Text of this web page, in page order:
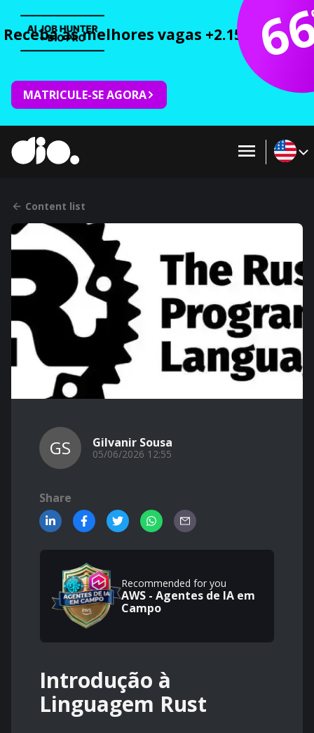
Receba as melhores vagas +2.150 cursos
MATRICULE-SE AGORA
Content list
GS Gilvanir Sousa
05/06/2026 12:55
Share
Recommended for you
AWS - Agentes de IA em
Campo
Introdução à
Linguagem Rust